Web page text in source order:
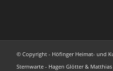
© Copyright - Höfinger Heimat- und
Sternwarte - Hagen Glötter &